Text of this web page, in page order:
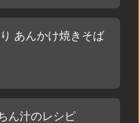
あんかけ焼きそば
ん汁のレシピ